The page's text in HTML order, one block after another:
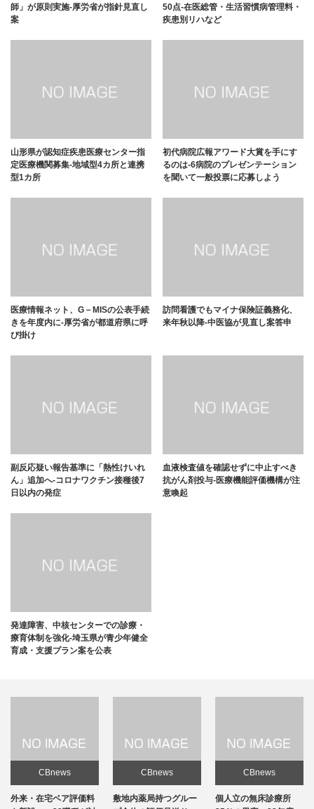
師」が原則実施-厚労省が指針見直し
案
50点-在医総管・生活習慣病管理料・
疾患別リハなど
山形県が認知症疾患医療センター指
定医療機関募集-地域型4カ所と連携
型1カ所
初代病院広報アワード大賞を手にす
るのは-6病院のプレゼンテーション
を聞いて一般投票に応募しよう
医療情報ネット、G－MISの公表手続
きを年度内に-厚労省が都道府県に呼
び掛け
訪問看護でもマイナ保険証義務化、
来年秋以降-中医協が見直し案答申
副反応疑い報告基準に「熱性けいれ
ん」追加へ-コロナワクチン接種後7
日以内の発症
血液検査値を確認せずに中止すべき
抗がん剤投与-医療機能評価機構が注
意喚起
発達障害、中核センターでの診療・
療育体制を強化-埼玉県が青少年健全
育成・支援プラン案を公表
CBnews
敷地内薬局持つグルー
CBnews
個人立の無床診療所
CBnews
個人立の無床診療所